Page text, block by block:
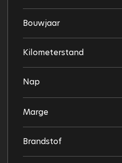
Bouwjaar
Kilometerstand
Nap
Marge
Brandstof